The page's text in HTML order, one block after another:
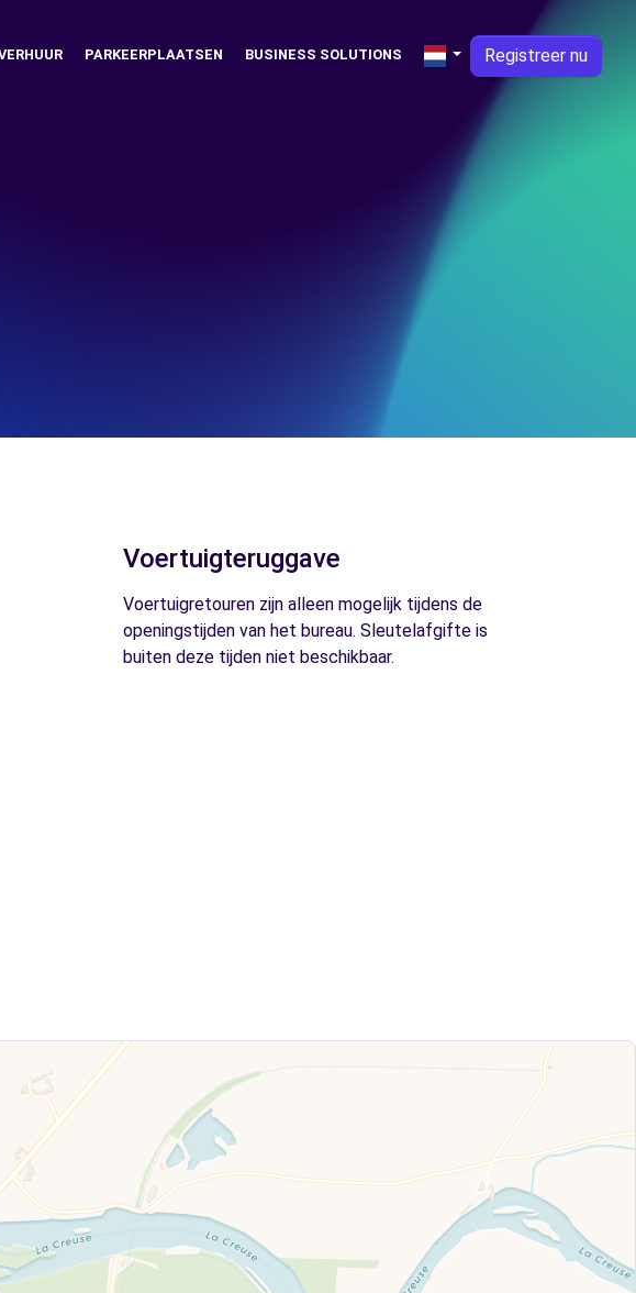
PARKEERPLAATSEN BUSINESS SOLUTIONS Registreer nu
Voertuigteruggave
Voertuigretouren zijn alleen mogelijk tijdens de
openingstijden van het bureau. Sleutelafgifte is
buiten deze tijden niet beschikbaar.